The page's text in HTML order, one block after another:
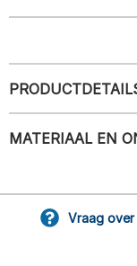
MATERIAAL EN
Vraag